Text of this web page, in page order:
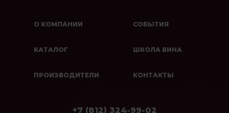
О КОМПАНИИ
КАТАЛОГ
ПРОИЗВОДИТЕЛИ
СОБЫТИЯ
ШКОЛА ВИНА
КОНТАКТЫ
+7 (812) 324-99-02